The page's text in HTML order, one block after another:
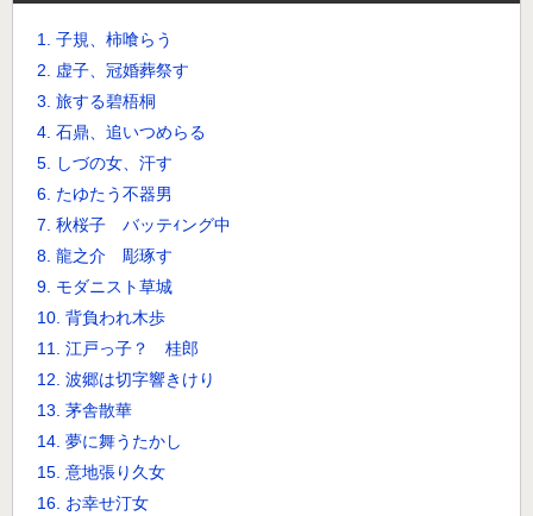
1. 子規、柿喰らう
2. 虚子、冠婚葬祭す
3. 旅する碧梧桐
4. 石鼎、追いつめらる
5. しづの女、汗す
6. たゆたう不器男
7. 秋桜子 バッテｨング中
8. 龍之介 彫琢す
9. モダニスト草城
10. 背負われ木歩
11. 江戸っ子？ 桂郎
12. 波郷は切字響きけり
13. 茅舎散華
14. 夢に舞うたかし
15. 意地張り久女
16. お幸せ汀女